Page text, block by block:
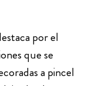
por el
que se
a pincel